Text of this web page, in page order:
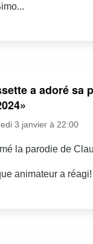
a adoré sa
3 janvier à 22:00
la parodie de
animateur a réagi!